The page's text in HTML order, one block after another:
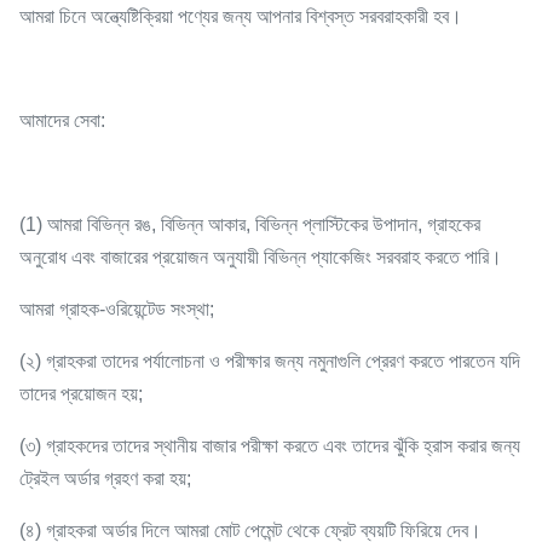
আমরা চিনে অন্ত্যেষ্টিক্রিয়া পণ্যের জন্য আপনার বিশ্বস্ত সরবরাহকারী হব।
আমাদের সেবা:
(1) আমরা বিভিন্ন রঙ, বিভিন্ন আকার, বিভিন্ন প্লাস্টিকের উপাদান, গ্রাহকের
অনুরোধ এবং বাজারের প্রয়োজন অনুযায়ী বিভিন্ন প্যাকেজিং সরবরাহ করতে পারি।
আমরা গ্রাহক-ওরিয়েন্টেড সংস্থা;
(২) গ্রাহকরা তাদের পর্যালোচনা ও পরীক্ষার জন্য নমুনাগুলি প্রেরণ করতে পারতেন যদি
তাদের প্রয়োজন হয়;
(৩) গ্রাহকদের তাদের স্থানীয় বাজার পরীক্ষা করতে এবং তাদের ঝুঁকি হ্রাস করার জন্য
ট্রেইল অর্ডার গ্রহণ করা হয়;
(৪) গ্রাহকরা অর্ডার দিলে আমরা মোট পেমেন্ট থেকে ফ্রেট ব্যয়টি ফিরিয়ে দেব।